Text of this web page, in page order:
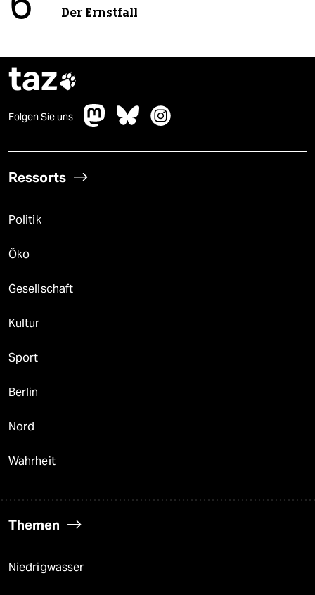
Der Ernstfall
taz
Folgen Sie uns
Ressorts
Politik
Öko
Gesellschaft
Kultur
Sport
Berlin
Nord
Wahrheit
Themen
Niedrigwasser